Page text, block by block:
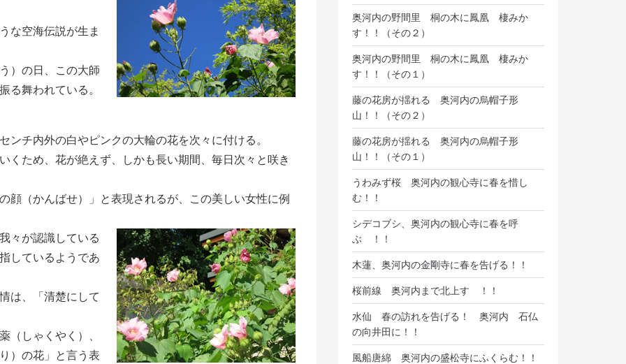
な空海伝説が生ま
）の日、この大師
る舞われている。
ンチ内外の白やピンクの大輪の花を次々に付ける。
くため、花が絶えず、しかも長い期間、毎日次々と咲き
顔（かんばせ）」と表現されるが、この美しい女性に例
々が認識している
しているようであ
は、「清楚にして
（しゃくやく）、
）の花」と言う表
奥河内の野間里 桐の木に鳳凰 棲みか
す！！（その２）
奥河内の野間里 桐の木に鳳凰 棲みか
す！！（その１）
藤の花房が揺れる 奥河内の烏帽子形
山！！（その２）
藤の花房が揺れる 奥河内の烏帽子形
山！！（その１）
うわみず桜 奥河内の観心寺に春を惜し
む！！
シデコブシ、奥河内の観心寺に春を呼
ぶ ！！
木蓮、奥河内の金剛寺に春を告げる！！
桜前線 奥河内まで北上す ！！
水仙 春の訪れを告げる！ 奥河内 石仏
の向井田に！！
風船唐綿 奥河内の盛松寺にふくらむ！！